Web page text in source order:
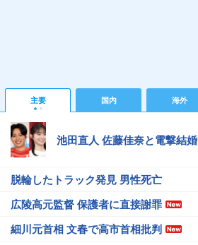
主要 国内 海外
池田直人 佐藤佳奈と電撃結婚
脱輪したトラック発見 男性死亡
広陵高元監督 保護者に直接謝罪
細川元首相 文春で高市首相批判